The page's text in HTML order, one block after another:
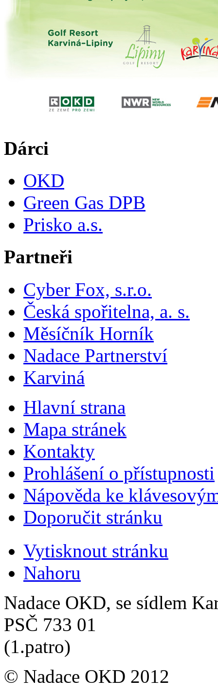
Dárci
OKD
Green Gas DPB
Prisko a.s.
Partneři
Cyber Fox, s.r.o.
Česká spořitelna, a. s.
Měsíčník Horník
Nadace Partnerství
Karviná
Hlavní strana
Mapa stránek
Kontakty
Prohlášení o přístupnosti
Nápověda ke
Doporučit stránku
Vytisknout stránku
Nahoru
Nadace OKD, se sídlem
PSČ 733 01
(1.patro)
© Nadace OKD 2012